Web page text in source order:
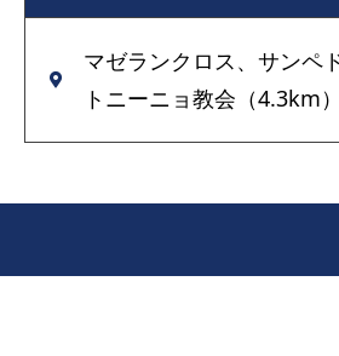
マゼランクロス、サンペ
トニーニョ教会（4.3km